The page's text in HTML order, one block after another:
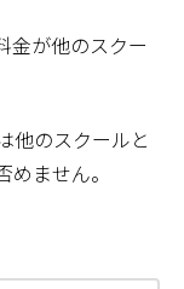
金が他のスクー
他のスクールと
ません。